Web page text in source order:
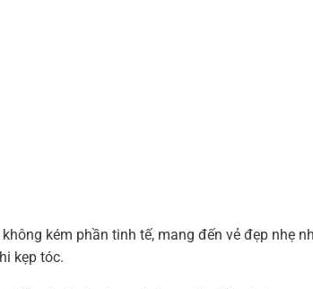
kém phần tinh tế, mang đến vẻ đẹp nhẹ
kẹp tóc.